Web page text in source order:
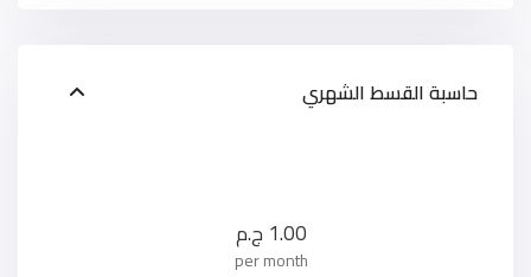
حاسبة القسط الشهري
1.00 ج.م
per month